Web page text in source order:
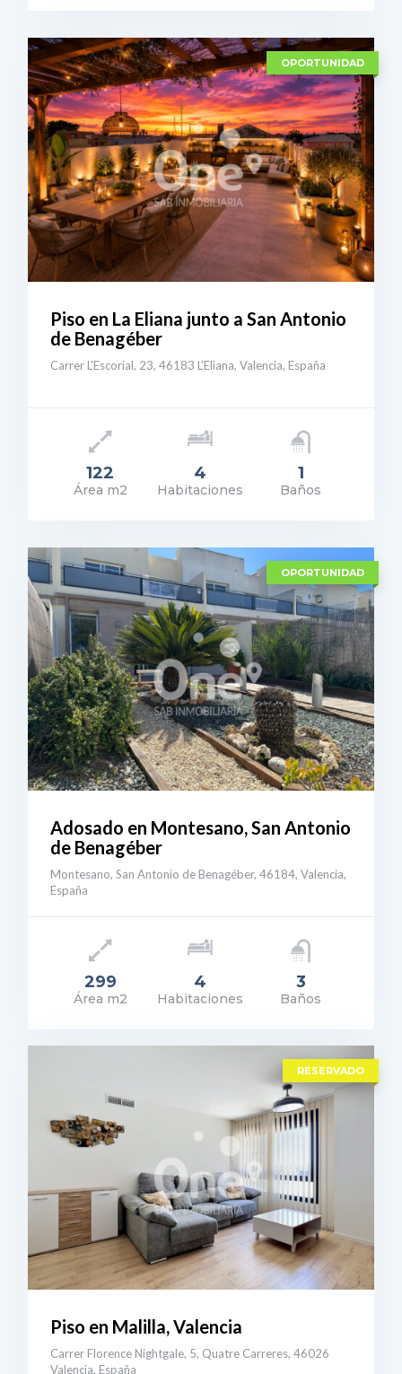
DETALLES
OPORTUNIDAD
DETALLES
Piso en La Eliana junto a San Antonio
de Benagéber
Carrer L'Escorial, 23, 46183 L'Eliana, Valencia, España
122
Área m2
4
Habitaciones
1
Baños
OPORTUNIDAD
Adosado en Montesano, San Antonio
de Benagéber
Montesano, San Antonio de Benagéber, 46184, Valencia,
España
299
Área m2
4
Habitaciones
3
Baños
RESERVADO
Piso en Malilla, Valencia
Carrer Florence Nightgale, 5, Quatre Carreres, 46026
Valencia, España